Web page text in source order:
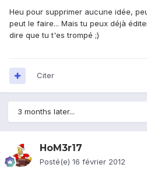
Heu pour supprimer aucune idée,
peut le faire... Mais tu peux déjà
dire que tu t'es trompé ;)
Citer
3 months later...
HoM3r17
Posté(e) 16 février 2012